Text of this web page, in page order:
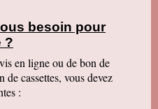
se sont ouverts.
remboursement. Il est
coordonnées aux
cd sont impeccables.
besoin pour
?
en ligne ou de bon de
cassettes, vous devez
: